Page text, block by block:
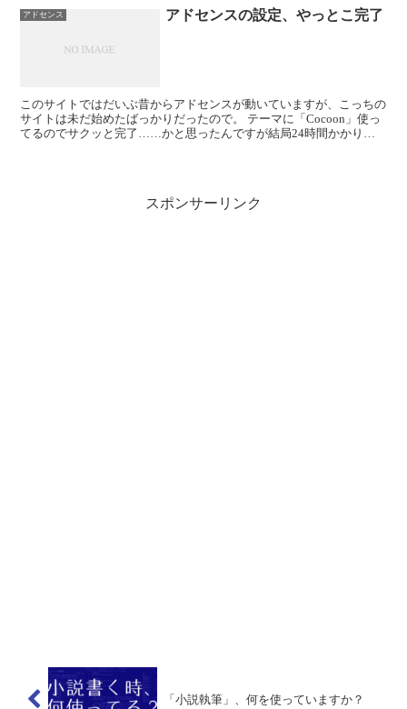
アドセンス アドセンスの設定、やっとこ完了
このサイトではだいぶ昔からアドセンスが動いていますが、こっちの
サイトは未だ始めたばっかりだったので。 テーマに「Cocoon」使っ
てるのでサクッと完了……かと思ったんですが結局24時間かかりま
スポンサーリンク
「小説執筆」、何を使っていますか？